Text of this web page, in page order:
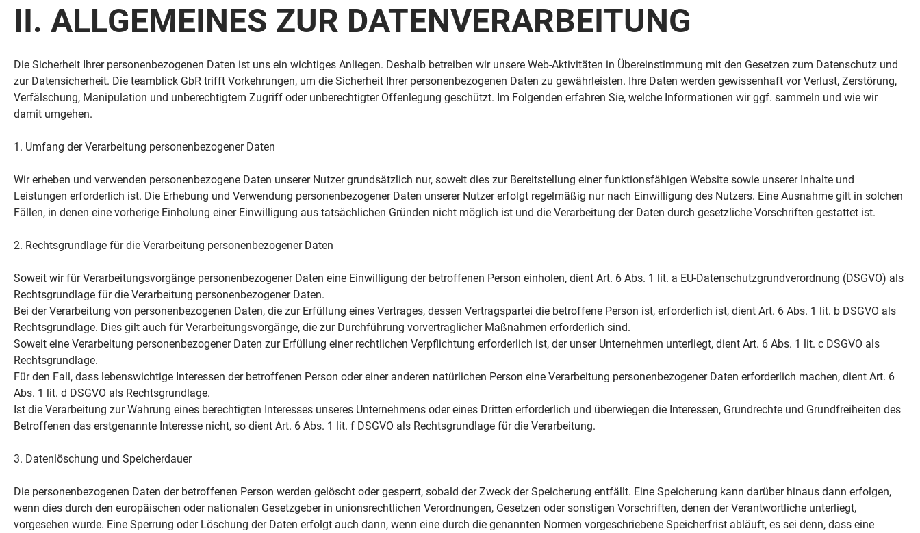
II. ALLGEMEINES ZUR DATENVERARBEITUNG
Die Sicherheit Ihrer personenbezogenen Daten ist uns ein wichtiges Anliegen. Deshalb betreiben wir unsere Web-Aktivitäten in Übereinstimmung mit den Gesetzen zum Datenschutz und
zur Datensicherheit. Die teamblick GbR trifft Vorkehrungen, um die Sicherheit Ihrer personenbezogenen Daten zu gewährleisten. Ihre Daten werden gewissenhaft vor Verlust, Zerstörung,
Verfälschung, Manipulation und unberechtigtem Zugriff oder unberechtigter Offenlegung geschützt. Im Folgenden erfahren Sie, welche Informationen wir ggf. sammeln und wie wir
damit umgehen.
1. Umfang der Verarbeitung personenbezogener Daten
Wir erheben und verwenden personenbezogene Daten unserer Nutzer grundsätzlich nur, soweit dies zur Bereitstellung einer funktionsfähigen Website sowie unserer Inhalte und
Leistungen erforderlich ist. Die Erhebung und Verwendung personenbezogener Daten unserer Nutzer erfolgt regelmäßig nur nach Einwilligung des Nutzers. Eine Ausnahme gilt in solchen
Fällen, in denen eine vorherige Einholung einer Einwilligung aus tatsächlichen Gründen nicht möglich ist und die Verarbeitung der Daten durch gesetzliche Vorschriften gestattet ist.
2. Rechtsgrundlage für die Verarbeitung personenbezogener Daten
Soweit wir für Verarbeitungsvorgänge personenbezogener Daten eine Einwilligung der betroffenen Person einholen, dient Art. 6 Abs. 1 lit. a EU-Datenschutzgrundverordnung (DSGVO) als
Rechtsgrundlage für die Verarbeitung personenbezogener Daten.
Bei der Verarbeitung von personenbezogenen Daten, die zur Erfüllung eines Vertrages, dessen Vertragspartei die betroffene Person ist, erforderlich ist, dient Art. 6 Abs. 1 lit. b DSGVO als
Rechtsgrundlage. Dies gilt auch für Verarbeitungsvorgänge, die zur Durchführung vorvertraglicher Maßnahmen erforderlich sind.
Soweit eine Verarbeitung personenbezogener Daten zur Erfüllung einer rechtlichen Verpflichtung erforderlich ist, der unser Unternehmen unterliegt, dient Art. 6 Abs. 1 lit. c DSGVO als
Rechtsgrundlage.
Für den Fall, dass lebenswichtige Interessen der betroffenen Person oder einer anderen natürlichen Person eine Verarbeitung personenbezogener Daten erforderlich machen, dient Art. 6
Abs. 1 lit. d DSGVO als Rechtsgrundlage.
Ist die Verarbeitung zur Wahrung eines berechtigten Interesses unseres Unternehmens oder eines Dritten erforderlich und überwiegen die Interessen, Grundrechte und Grundfreiheiten des
Betroffenen das erstgenannte Interesse nicht, so dient Art. 6 Abs. 1 lit. f DSGVO als Rechtsgrundlage für die Verarbeitung.
3. Datenlöschung und Speicherdauer
Die personenbezogenen Daten der betroffenen Person werden gelöscht oder gesperrt, sobald der Zweck der Speicherung entfällt. Eine Speicherung kann darüber hinaus dann erfolgen,
wenn dies durch den europäischen oder nationalen Gesetzgeber in unionsrechtlichen Verordnungen, Gesetzen oder sonstigen Vorschriften, denen der Verantwortliche unterliegt,
vorgesehen wurde. Eine Sperrung oder Löschung der Daten erfolgt auch dann, wenn eine durch die genannten Normen vorgeschriebene Speicherfrist abläuft, es sei denn, dass eine